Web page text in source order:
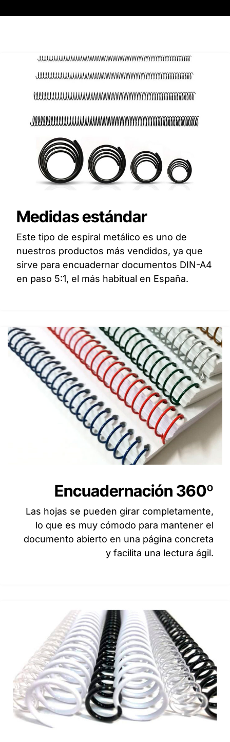
Medidas estándar
Este tipo de espiral metálico es uno de
nuestros productos más vendidos, ya que
sirve para encuadernar documentos DIN-A4
en paso 5:1, el más habitual en España.
Encuadernación 360º
Las hojas se pueden girar completamente,
lo que es muy cómodo para mantener el
documento abierto en una página concreta
y facilita una lectura ágil.